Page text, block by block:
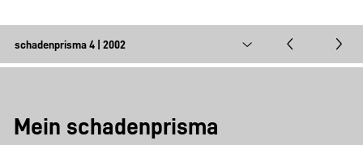
Mein schadenprisma